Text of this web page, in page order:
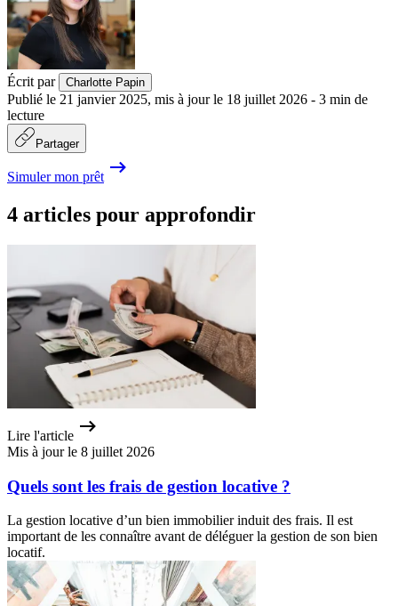
Écrit par Charlotte Papin
Publié le 21 janvier 2025, mis à jour le 18 juillet 2026 - 3 min de
lecture
Partager
Simuler mon prêt
4 articles pour approfondir
Lire l'article
Mis à jour le 8 juillet 2026
Quels sont les frais de gestion locative ?
La gestion locative d’un bien immobilier induit des frais. Il est
important de les connaître avant de déléguer la gestion de son bien
locatif.